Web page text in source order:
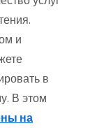
и
в
В этом
на